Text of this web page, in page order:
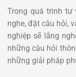
Trong quá trình tư
nghe, đặt câu hỏi,
nghiệp sẽ lắng
những câu hỏi
những giải pháp